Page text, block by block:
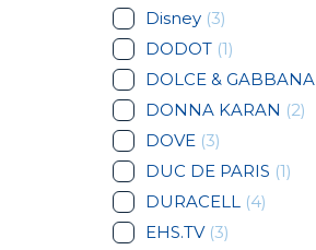
Disney (3)
DODOT (1)
DOLCE & GABBANA
DONNA KARAN (2)
DOVE (3)
DUC DE PARIS (1)
DURACELL (4)
EHS.TV (3)